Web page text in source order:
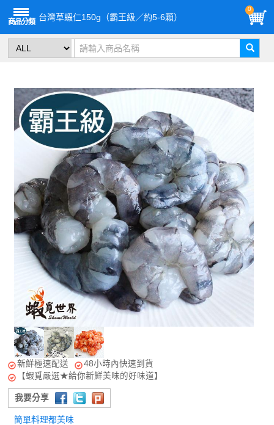
台灣草蝦仁150g（霸王級／約5-6顆）
0
新鮮極速配送
48小時內快速到貨
【蝦覓嚴選★給你新鮮美味的好味道】
我要分享
簡單料理都美味